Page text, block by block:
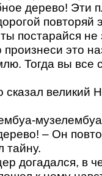
дерево! Эти
повторяй
постарайся не
это
Тогда вы все
сказал великий
– Он
тайну.
догадался, в